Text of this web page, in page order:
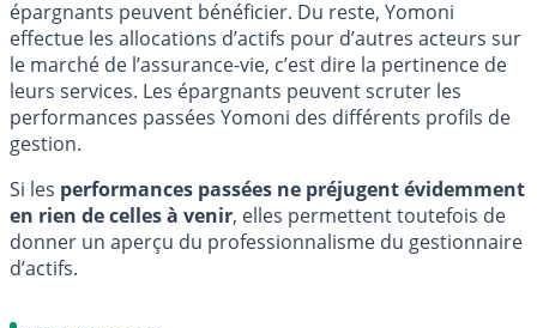
épargnants peuvent bénéficier. Du reste, Yomoni
effectue les allocations d’actifs pour d’autres acteurs sur
le marché de l’assurance-vie, c’est dire la pertinence de
leurs services. Les épargnants peuvent scruter les
performances passées Yomoni des différents profils de
gestion.
Si les performances passées ne préjugent évidemment
en rien de celles à venir, elles permettent toutefois de
donner un aperçu du professionnalisme du gestionnaire
d’actifs.